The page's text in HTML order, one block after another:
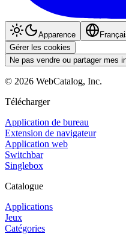
Apparence
Gérer les cookies
Ne pas vendre ou partager mes
© 2026 WebCatalog, Inc.
Télécharger
Application de bureau
Extension de navigateur
Application web
Switchbar
Singlebox
Catalogue
Applications
Jeux
Catégories